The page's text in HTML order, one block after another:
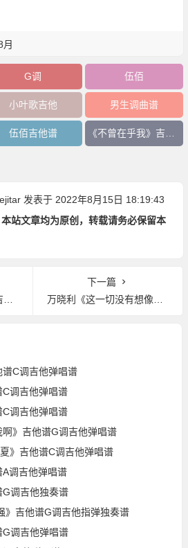
月
G调 伍佰
小叶歌吉他 男生调曲谱
伍佰吉他谱
发表于 2022年8月15日 18:19:43
站文章均为原创，转载请务必保留本
下一篇
万晓利《这一切没有想像的那么糟》吉他谱G调吉他弹唱谱
C调吉他弹唱谱
调吉他弹唱谱
调吉他弹唱谱
》吉他谱G调吉他弹唱谱
》吉他谱C调吉他弹唱谱
调吉他弹唱谱
调吉他独奏谱
》吉他谱G调吉他指弹独奏谱
调吉他弹唱谱